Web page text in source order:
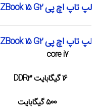
لپ تاپ اچ پی ZBook 15 G2
لپ تاپ اچ پی ZBook 15 G2
core i7
16 گیگابایت DDR3
۵۰۰ گیگابایت